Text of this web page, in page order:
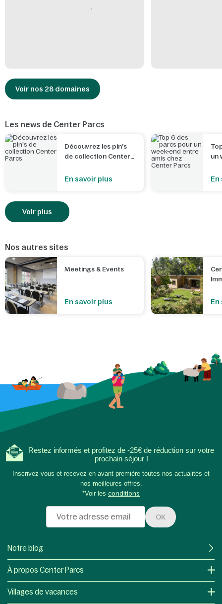
Voir nos 28 domaines
Les news de Center Parcs
Découvrez les pin's
de collection Center
En savoir plus
un
En
Voir plus
Nos autres sites
Meetings & Events
En savoir plus En
Restez informés et profitez de -25€ de réduction sur votre
prochain séjour !
Inscrivez-vous et recevez en avant-première toutes nos actualités et
nos meilleures offres.
*Voir les conditions
OK
Notre blog
À propos Center Parcs
Villages de vacances